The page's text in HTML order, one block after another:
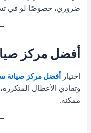
ضروري، خصوصًا لو في
أفضل مركز
اختيار أفضل مركز صيانة
وتفادي الأعطال
ممكنة.